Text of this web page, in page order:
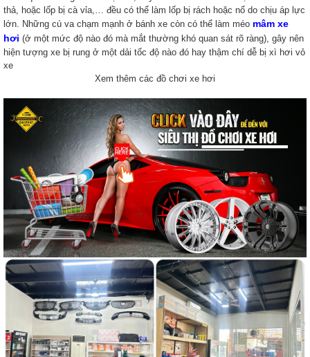
thả, hoặc lốp bị cà vỉa,… đều có thể làm lốp bị rách hoặc nổ do chịu áp lực
lớn. Những cú va chạm mạnh ở bánh xe còn có thể làm méo mâm xe
hơi (ở một mức độ nào đó mà mắt thường khó quan sát rõ ràng), gây nên
hiện tượng xe bị rung ở một dải tốc độ nào đó hay thậm chí dễ bị xì hơi vỏ
xe
Xem thêm các đồ chơi xe hơi